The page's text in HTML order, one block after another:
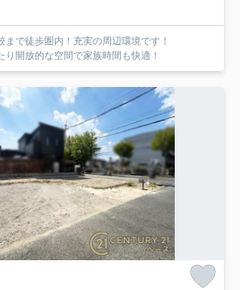
で徒歩圏内！充実の周辺環境です！
開放的な空間で家族時間も快適！